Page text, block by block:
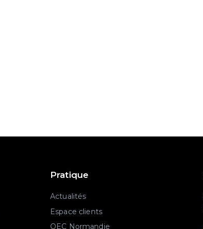
Pratique
Actualités
Espace clients
OEC Normandie